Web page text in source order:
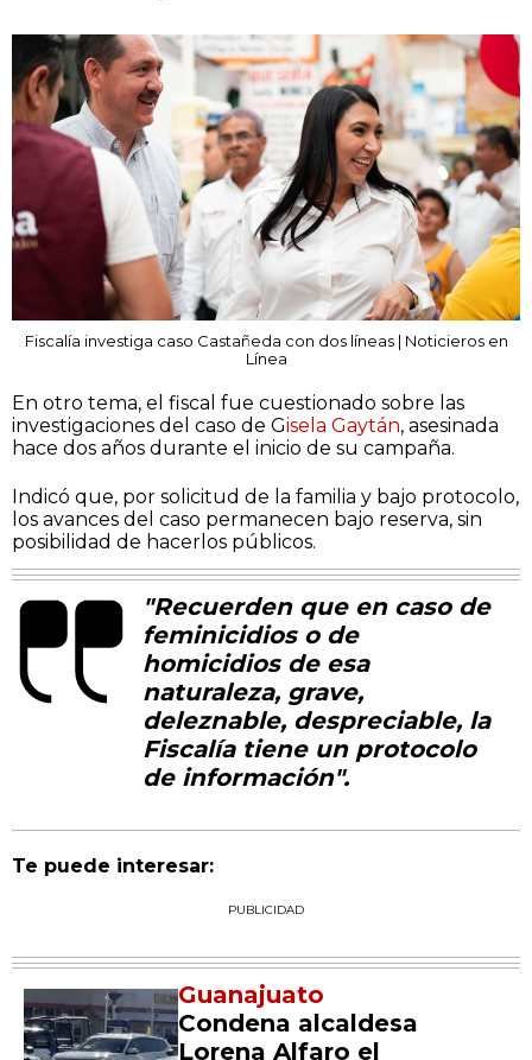
Fiscalía investiga caso Castañeda con dos líneas | Noticieros en
Línea
En otro tema, el fiscal fue cuestionado sobre las
investigaciones del caso de Gisela Gaytán, asesinada
hace dos años durante el inicio de su campaña.
Indicó que, por solicitud de la familia y bajo protocolo,
los avances del caso permanecen bajo reserva, sin
posibilidad de hacerlos públicos.
"Recuerden que en caso de
feminicidios o de
homicidios de esa
naturaleza, grave,
deleznable, despreciable, la
Fiscalía tiene un protocolo
de información".
Te puede interesar:
PUBLICIDAD
Guanajuato
Condena alcaldesa
Lorena Alfaro el